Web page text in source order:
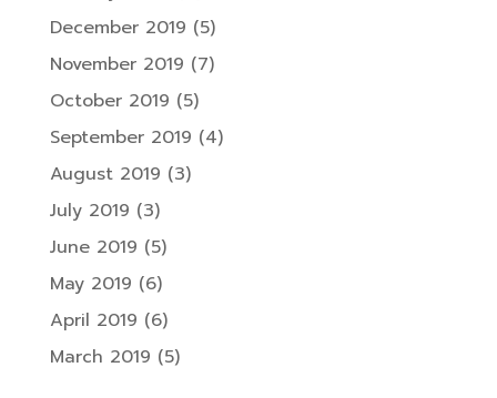
December 2019 (5)
November 2019 (7)
October 2019 (5)
September 2019 (4)
August 2019 (3)
July 2019 (3)
June 2019 (5)
May 2019 (6)
April 2019 (6)
March 2019 (5)